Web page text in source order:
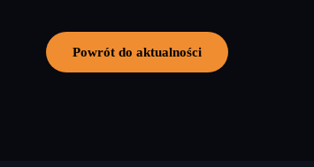
Powrót do aktualności